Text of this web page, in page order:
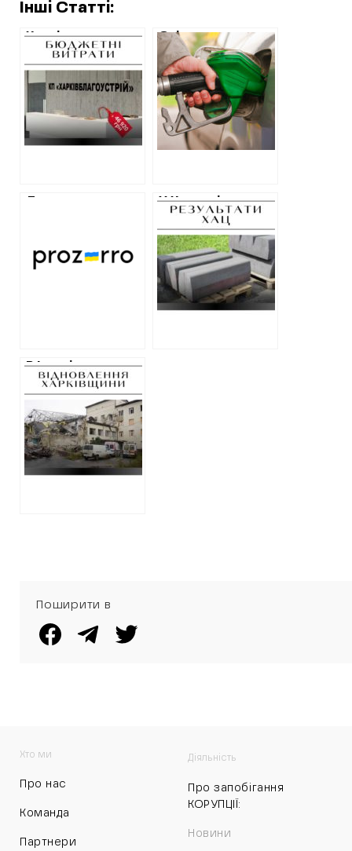
Інші Статті:
Харківське
комунальне
підприємство
оновить меблі у
приймальні
керівництва на пів
мільйона гривень
Скільки коштує
бензин на
Харківщині:
моніторинг
закупівель від
ХАЦ
Дороге паливо
мільйони на аудит
безпеки для КП:
У Харкові
передумали
витрачати 10
мільйонів гривень
на бордюри після
звернення ХАЦ
В Ізюмі уклали
чергову угоду на
ремонт лікарні:
без тендеру та з
прихованим
кошторисом
Поширити в
Хто ми
Про нас
Команда
Партнери
Діяльність
Про запобігання
КОРУПЦІЇ:
Новини